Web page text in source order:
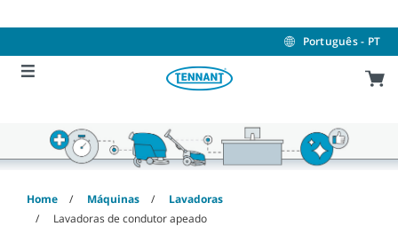
to
to
menu
Português - PT
Home Máquinas
Lavadoras
Lavadoras de condutor apeado